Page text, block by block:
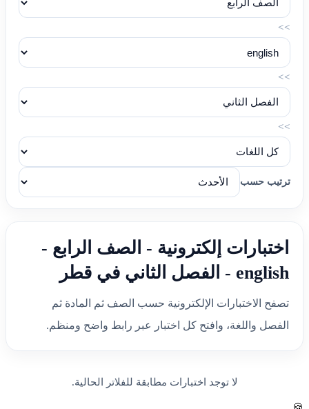
>>
>>
>>
ترتيب حسب
اختبارات إلكترونية - الصف الرابع -
english - الفصل الثاني في قطر
تصفح الاختبارات الإلكترونية حسب الصف ثم المادة ثم
الفصل واللغة، وافتح كل اختبار عبر رابط واضح ومنظم.
لا توجد اختبارات مطابقة للفلاتر الحالية.